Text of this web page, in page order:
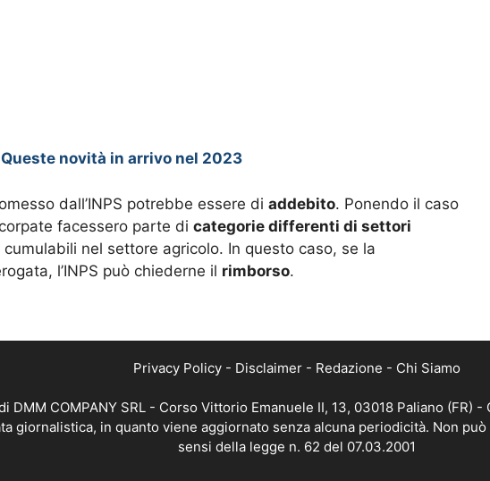
novità in arrivo nel 2023
dall’INPS potrebbe essere di addebito. Ponendo il caso
facessero parte di categorie differenti di settori
nel settore agricolo. In questo caso, se la
l’INPS può chiederne il rimborso.
Privacy Policy - Disclaimer - Redazione - Chi Siamo
DMM COMPANY SRL - Corso Vittorio Emanuele II, 13, 03018 Paliano (FR)
giornalistica, in quanto viene aggiornato senza alcuna periodicità. Non
sensi della legge n. 62 del 07.03.2001